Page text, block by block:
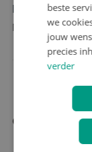
Reviews(0)
Nog geen reviews
Gerelateerde
beste
we
jouw
precies
verder